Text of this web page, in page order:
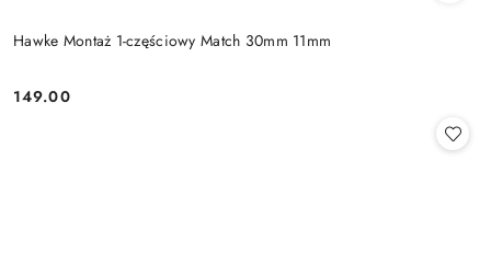
Hawke Montaż 1-częściowy Match 30mm 11mm
Cena:
149.00